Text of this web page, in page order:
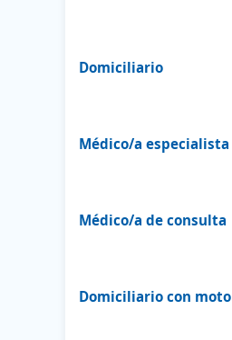
Domiciliario
Médico/a especialista
Médico/a de consulta
Domiciliario con moto